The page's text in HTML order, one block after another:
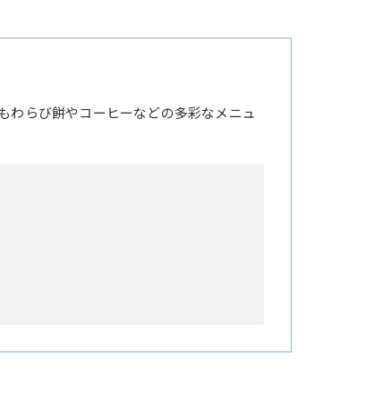
わらび餅やコーヒーなどの多彩なメニュ